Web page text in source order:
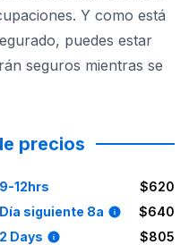
Y como está
puedes estar
seguros mientras se
¡Reserva hoy tu
precios
9-12hrs
$620
Día siguiente 8a
$640
2 Days
$805